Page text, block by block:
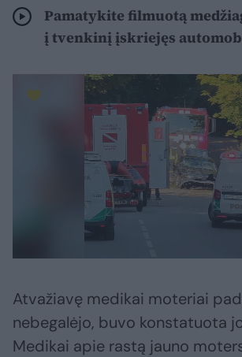
Pamatykite filmuotą
į tvenkinį įskriejęs
Atvažiavę medikai moteriai
nebegalėjo, buvo konstatuota
Medikai apie rastą jauno